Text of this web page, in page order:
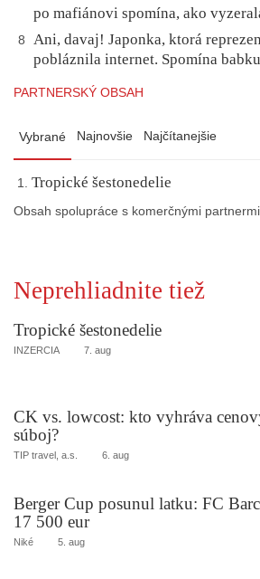
po mafiánovi spomína, ako
8
Ani, davaj! Japonka, ktorá
pobláznila internet. Spomína
PARTNERSKÝ OBSAH
Vybrané Najnovšie Najčítanejšie
Tropické šestonedelie
Obsah spolupráce s komerčnými partnermi
Neprehliadnite tiež
Tropické šestonedelie
INZERCIA 7. aug
CK vs. lowcost: kto vyhráva
súboj?
TIP travel, a.s. 6. aug
Berger Cup posunul latku: FC
17 500 eur
Niké 5. aug